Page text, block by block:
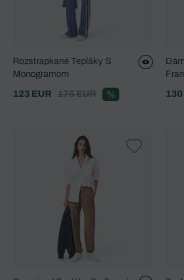
Rozstrapkané Tepláky S
Monogramom
123 EUR
175 EUR %
130